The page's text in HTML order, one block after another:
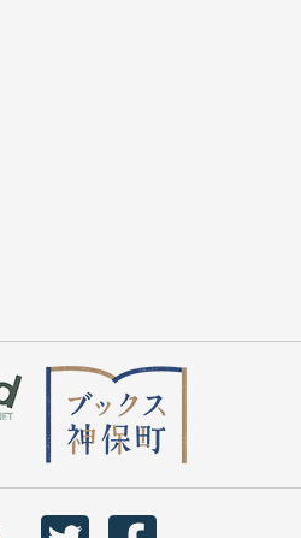
点(一次))
・肬畔遺跡 260
289